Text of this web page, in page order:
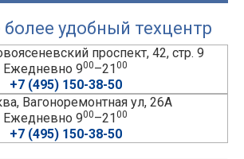
удобный техцентр
проспект, 42, стр. 9
Ежедневно 900–2100
+7 (495) 150-38-50
Вагоноремонтная ул, 26А
Ежедневно 900–2100
+7 (495) 150-38-50